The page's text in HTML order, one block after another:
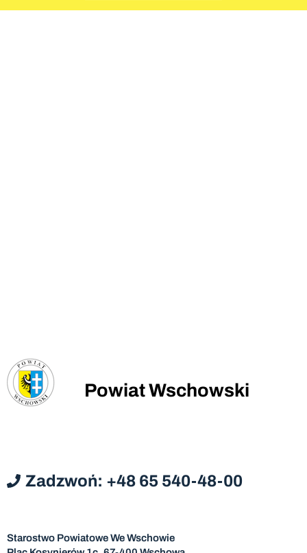
Powiat Wschowski
Zadzwoń: +48 65 540-48-00
Starostwo Powiatowe We Wschowie